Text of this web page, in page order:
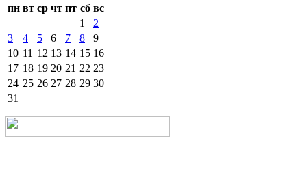
пн вт ср чт пт сб вс
1
2
3
4 5 6 7 8
9
10 11 12 13 14 15 16
17 18 19 20 21 22 23
24 25 26 27 28 29 30
31